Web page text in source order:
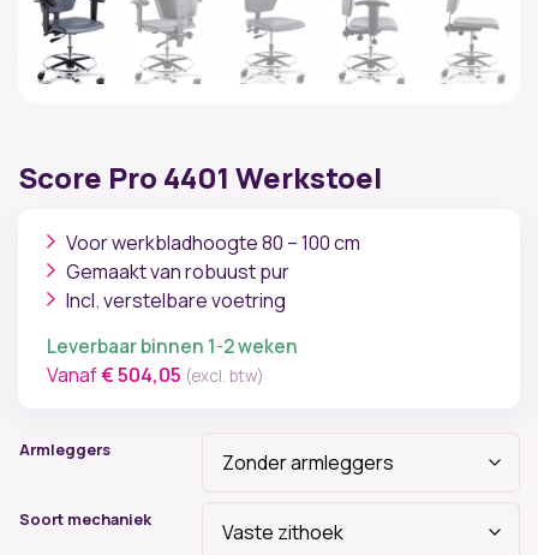
Score Pro 4401 Werkstoel
Voor werkbladhoogte 80 – 100 cm
Gemaakt van robuust pur
Incl. verstelbare voetring
Leverbaar binnen 1-2 weken
Vanaf€504,05 (excl. btw)
Armleggers
Soort mechaniek